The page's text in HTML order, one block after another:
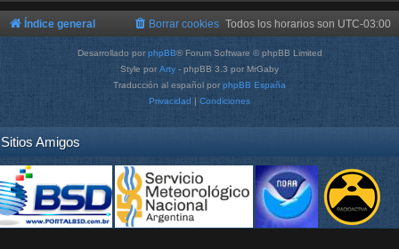
Índice general Todos los horarios son UTC-03:00
Borrar cookies
Desarrollado por phpBB® Forum Software © phpBB Limited
Style por Arty - phpBB 3.3 por MrGaby
Traducción al español por phpBB España
Privacidad | Condiciones
Sitios Amigos